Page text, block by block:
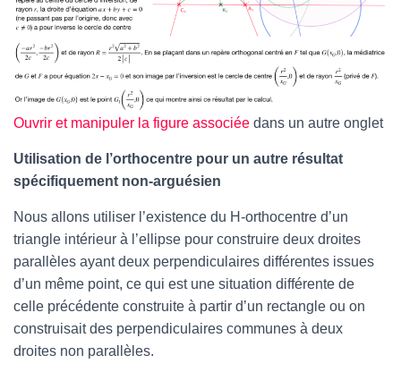
Ouvrir et manipuler la figure associée dans un autre onglet
Utilisation de l’orthocentre pour un autre résultat
spécifiquement non-arguésien
Nous allons utiliser l’existence du H-orthocentre d’un
triangle intérieur à l’ellipse pour construire deux droites
parallèles ayant deux perpendiculaires différentes issues
d’un même point, ce qui est une situation différente de
celle précédente construite à partir d’un rectangle ou on
construisait des perpendiculaires communes à deux
droites non parallèles.